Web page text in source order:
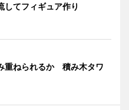
してフィギュア作り
重ねられるか 積み木タワ